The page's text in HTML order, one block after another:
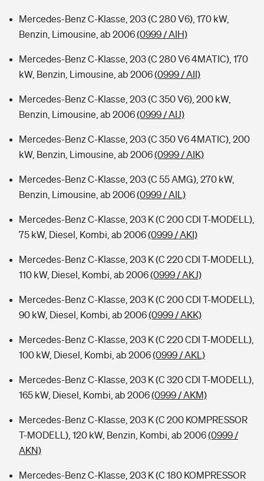
Mercedes-Benz C-Klasse, 203 (C 280 V6), 170 kW,
Benzin, Limousine, ab 2006(0999 / AIH)
Mercedes-Benz C-Klasse, 203 (C 280 V6 4MATIC), 170
kW, Benzin, Limousine, ab 2006(0999 / AII)
Mercedes-Benz C-Klasse, 203 (C 350 V6), 200 kW,
Benzin, Limousine, ab 2006(0999 / AIJ)
Mercedes-Benz C-Klasse, 203 (C 350 V6 4MATIC), 200
kW, Benzin, Limousine, ab 2006(0999 / AIK)
Mercedes-Benz C-Klasse, 203 (C 55 AMG), 270 kW,
Benzin, Limousine, ab 2006(0999 / AIL)
Mercedes-Benz C-Klasse, 203 K (C 200 CDI T-MODELL),
75 kW, Diesel, Kombi, ab 2006(0999 / AKI)
Mercedes-Benz C-Klasse, 203 K (C 220 CDI T-MODELL),
110 kW, Diesel, Kombi, ab 2006(0999 / AKJ)
Mercedes-Benz C-Klasse, 203 K (C 200 CDI T-MODELL),
90 kW, Diesel, Kombi, ab 2006(0999 / AKK)
Mercedes-Benz C-Klasse, 203 K (C 220 CDI T-MODELL),
100 kW, Diesel, Kombi, ab 2006(0999 / AKL)
Mercedes-Benz C-Klasse, 203 K (C 320 CDI T-MODELL),
165 kW, Diesel, Kombi, ab 2006(0999 / AKM)
Mercedes-Benz C-Klasse, 203 K (C 200 KOMPRESSOR
T-MODELL), 120 kW, Benzin, Kombi, ab 2006(0999 /
AKN)
Mercedes-Benz C-Klasse, 203 K (C 180 KOMPRESSOR